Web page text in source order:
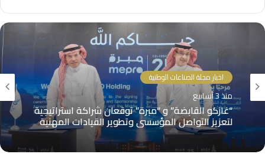
اخبار مجلة الصناعات الوطنية
منذ 3 أسابيع
“غازكو القابضة” و “مبرة” توقعان شراكة استراتيجية
لتعزيز التواصل المؤسسي وتطوير القيادات المهنية